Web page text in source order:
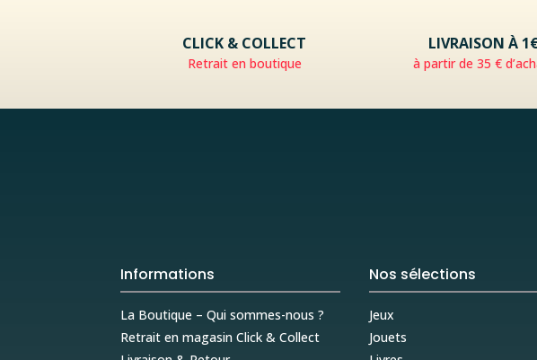
CLICK & COLLECT
Retrait en boutique
LIVRAISON À
à partir de 35 €
Informations
La Boutique – Qui sommes-nous ?
Retrait en magasin Click & Collect
Nos sélections
Jeux
Jouets